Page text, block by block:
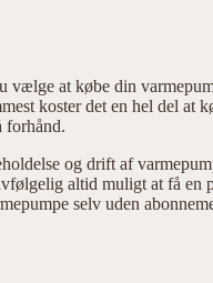
at købe din
koster det en hel del at
forhånd.
og drift af
altid muligt at få
selv uden